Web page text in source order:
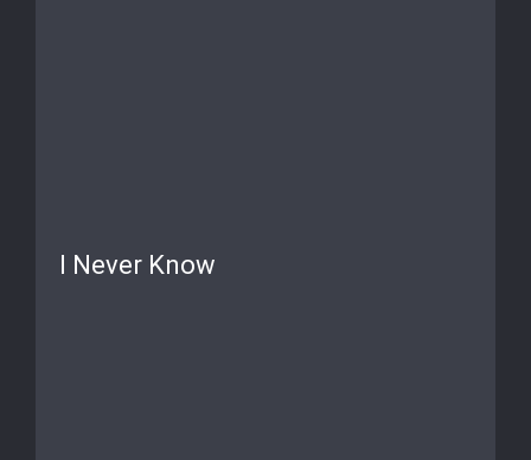
I Never Know